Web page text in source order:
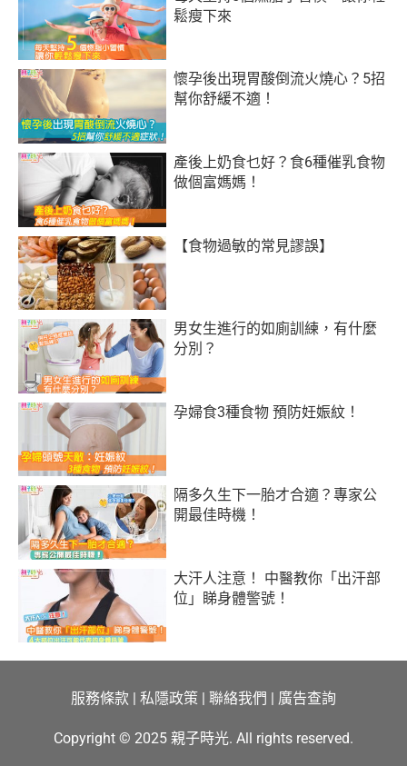
鬆瘦下來
懷孕後出現胃酸倒流火燒心？5招
幫你舒緩不適！
產後上奶食乜好？食6種催乳食物
做個富媽媽！
【食物過敏的常見謬誤】
男女生進行的如廁訓練，有什麼
分別？
孕婦食3種食物 預防妊娠紋！
隔多久生下一胎才合適？專家公
開最佳時機！
大汗人注意！ 中醫教你「出汗部
位」睇身體警號！
服務條款 私隱政策 聯絡我們 廣告查詢
Copyright © 2025 親子時光. All rights reserved.